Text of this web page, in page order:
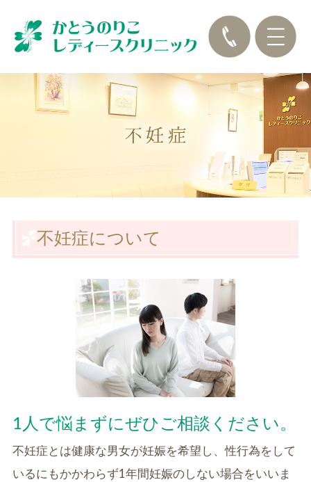
不妊症について
1人で悩まずにぜひご相談ください。
不妊症とは健康な男女が妊娠を希望し、性行為をして
いるにもかかわらず1年間妊娠のしない場合をいいま